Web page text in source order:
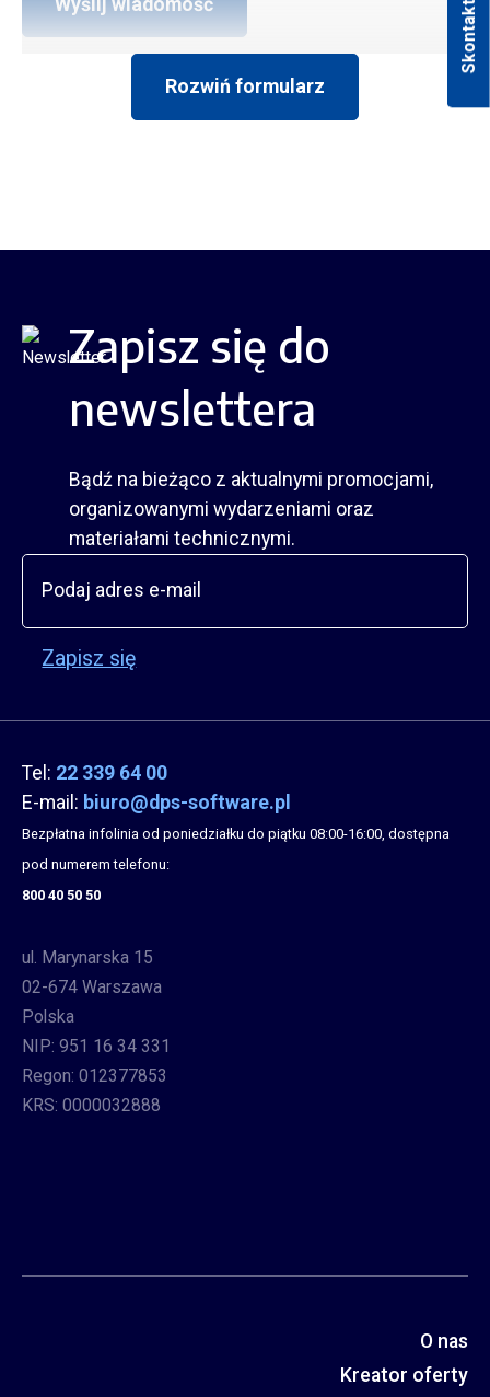
Rozwiń formularz
Zapisz się do
newslettera
Bądź na bieżąco z aktualnymi promocjami,
organizowanymi wydarzeniami oraz
materiałami technicznymi.
Zapisz się
O nas
Kreator oferty
Tel: 22 339 64 00
E-mail: biuro@dps-software.pl
Bezpłatna infolinia od poniedziałku do piątku 08:00-16:00, dostępna
pod numerem telefonu:
800 40 50 50
ul. Marynarska 15
02-674 Warszawa
Polska
NIP: 951 16 34 331
Regon: 012377853
KRS: 0000032888